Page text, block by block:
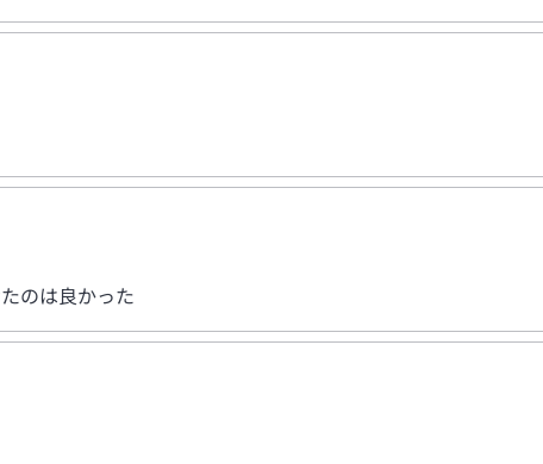
のは良かった